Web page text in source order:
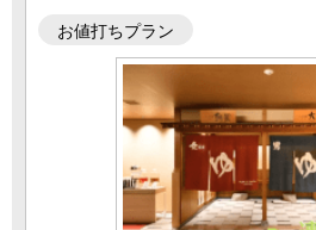
お値打ちプラン